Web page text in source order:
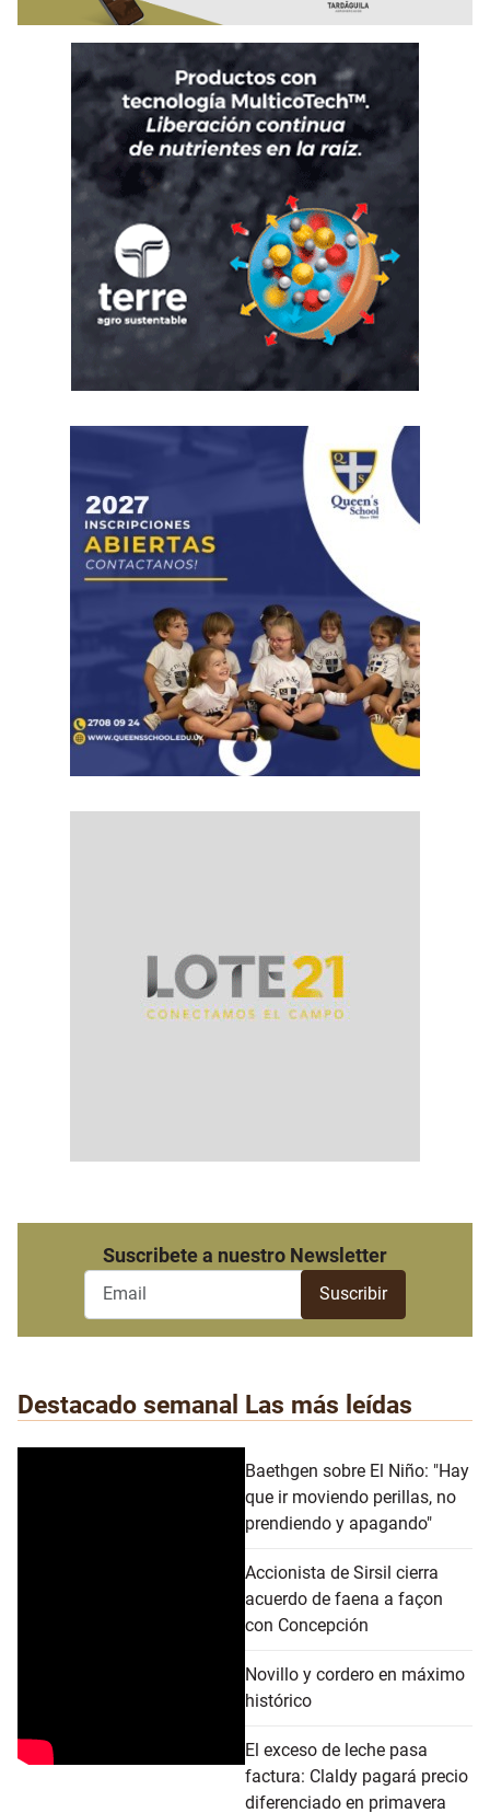
Suscribete a nuestro Newsletter
Destacado semanal Las más leídas
Baethgen sobre El Niño: "Hay
que ir moviendo perillas, no
prendiendo y apagando"
Accionista de Sirsil cierra
acuerdo de faena a façon
con Concepción
Novillo y cordero en máximo
histórico
El exceso de leche pasa
factura: Claldy pagará precio
diferenciado en primavera